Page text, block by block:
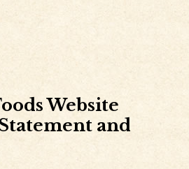
Website
and